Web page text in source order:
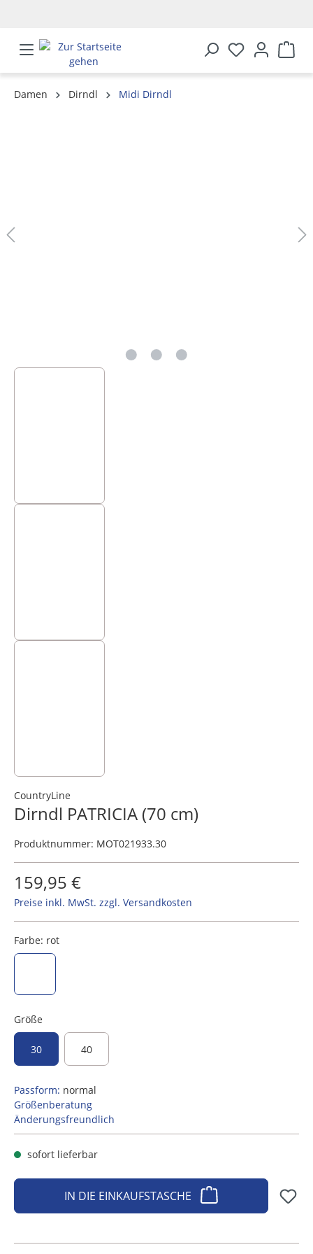
Damen Dirndl
Midi Dirndl
CountryLine
Dirndl PATRICIA (70 cm)
Produktnummer: MOT021933.30
159,95 €
Preise inkl. MwSt. zzgl. Versandkosten
Farbe: rot
Größe
30 40
Passform: normal
Größenberatung
Änderungsfreundlich
sofort lieferbar
IN DIE EINKAUFSTASCHE